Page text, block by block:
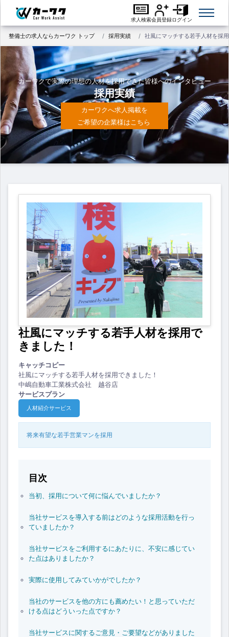
求人検索会員登録ログイン
整備士の求人ならカーワク トップ 採用実績 社風にマッチする若手人材を採
カーワクで実際の理想の人材を採用できた皆様へのインタビュー
採用実績
カーワクへ求人掲載を
ご希望の企業様はこちら
社風にマッチする若手人材を採用で
きました！
キャッチコピー
社風にマッチする若手人材を採用できました！
中嶋自動車工業株式会社 越谷店
サービスプラン
人材紹介サービス
将来有望な若手営業マンを採用
目次
当初、採用について何に悩んでいましたか？
当社サービスを導入する前はどのような採用活動を行っ
ていましたか？
当社サービスをご利用するにあたりに、不安に感じてい
た点はありましたか？
実際に使用してみていかがでしたか？
当社のサービスを他の方にも薦めたい！と思っていただ
ける点はどういった点ですか？
当社サービスに関するご意見・ご要望などがありました